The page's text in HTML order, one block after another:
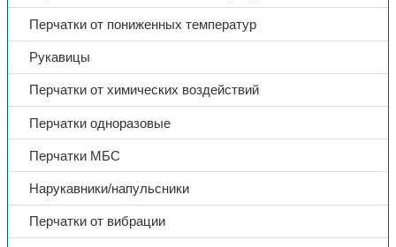
Перчатки от пониженных температур
Рукавицы
Перчатки от химических воздействий
Перчатки одноразовые
Перчатки МБС
Нарукавники/напульсники
Перчатки от вибрации